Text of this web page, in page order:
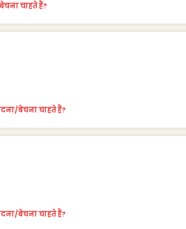
चाहते हैं?
बेचना चाहते हैं?
बेचना चाहते हैं?